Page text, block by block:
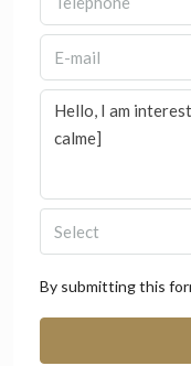
Select
By submitting this